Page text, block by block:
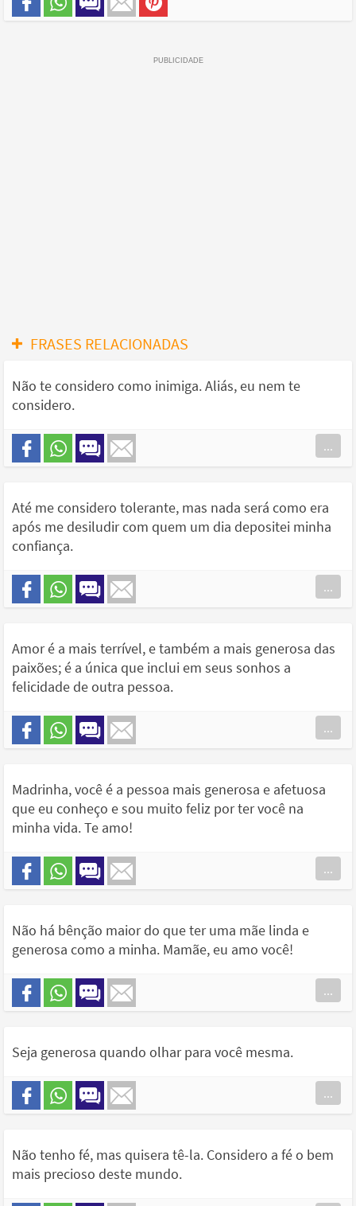
FRASES RELACIONADAS
Não te considero como inimiga. Aliás, eu nem te
considero.
...
Até me considero tolerante, mas nada será como era
após me desiludir com quem um dia depositei minha
confiança.
...
Amor é a mais terrível, e também a mais generosa das
paixões; é a única que inclui em seus sonhos a
felicidade de outra pessoa.
...
Madrinha, você é a pessoa mais generosa e afetuosa
que eu conheço e sou muito feliz por ter você na
minha vida. Te amo!
...
Não há bênção maior do que ter uma mãe linda e
generosa como a minha. Mamãe, eu amo você!
...
Seja generosa quando olhar para você mesma.
...
Não tenho fé, mas quisera tê-la. Considero a fé o bem
mais precioso deste mundo.